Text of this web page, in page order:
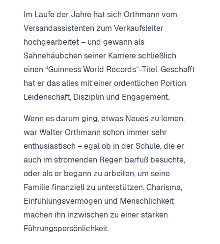
Im Laufe der Jahre hat sich Orthmann vom
Versandassistenten zum Verkaufsleiter
hochgearbeitet – und gewann als
Sahnehäubchen seiner Karriere schließlich
einen “Guinness World Records”-Titel. Geschafft
hat er das alles mit einer ordentlichen Portion
Leidenschaft, Disziplin und Engagement.
Wenn es darum ging, etwas Neues zu lernen,
war Walter Orthmann schon immer sehr
enthusiastisch – egal ob in der Schule, die er
auch im strömenden Regen barfuß besuchte,
oder als er begann zu arbeiten, um seine
Familie finanziell zu unterstützen. Charisma,
Einfühlungsvermögen und Menschlichkeit
machen ihn inzwischen zu einer starken
Führungspersönlichkeit.